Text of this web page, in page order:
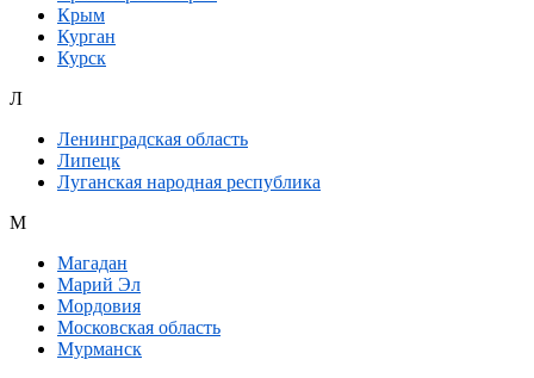
Крым
Курган
Курск
Л
Ленинградская область
Липецк
Луганская народная республика
М
Магадан
Марий Эл
Мордовия
Московская область
Мурманск